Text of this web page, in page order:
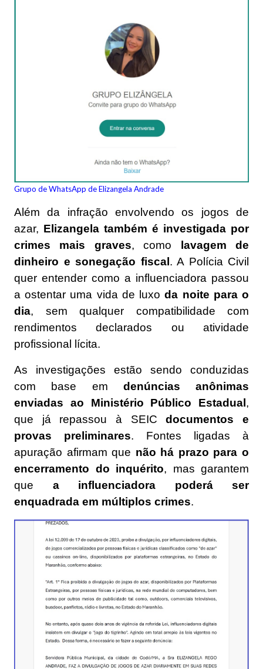
Grupo de WhatsApp de Elizangela Andrade
Além da infração envolvendo os jogos de
azar, Elizangela também é investigada por
crimes mais graves, como
lavagem de
dinheiro e sonegação fiscal . A Polícia Civil
quer entender como a influenciadora passou
a ostentar uma vida de luxoda noite para o
dia, sem qualquer compatibilidade com
rendimentos declarados ou atividade
profissional lícita.
As investigações estão sendo conduzidas
com base em denúncias anônimas
enviadas ao Ministério Público Estadual ,
que já repassou à SEICdocumentos e
provas preliminares. Fontes ligadas à
apuração afirmam que não há prazo para o
encerramento do inquérito, mas garantem
que a influenciadora poderá ser
enquadrada em múltiplos crimes.